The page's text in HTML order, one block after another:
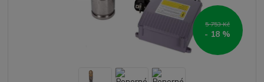
5 753 Kč
- 18 %